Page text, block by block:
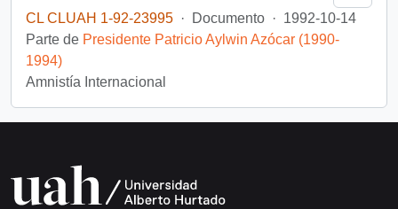
CL CLUAH 1-92-23995 · Documento · 1992-10-14
Parte de Presidente Patricio Aylwin Azócar (1990-
1994)
Amnistía Internacional